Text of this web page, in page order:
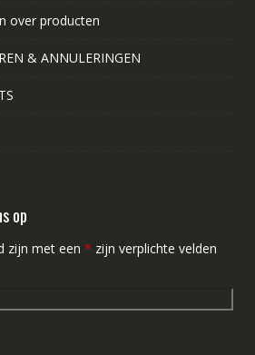
over producten
& ANNULERINGEN
op
zijn met een * zijn verplichte velden